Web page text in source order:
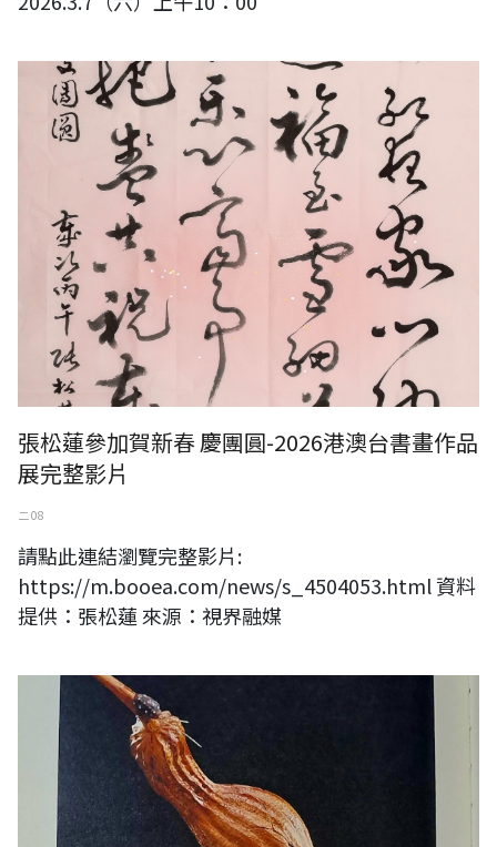
賀新春 慶團圓-2026港澳台書畫作品展完整影片
張松蓮參加賀新春 慶團圓-2026港澳台書畫作品
展完整影片
二 08
請點此連結瀏覽完整影片:
https://m.booea.com/news/s_4504053.html 資料
提供：張松蓮 來源：視界融媒
2026 北京地鐵主題巡迴展 黃媽慶 藝脈傳承展